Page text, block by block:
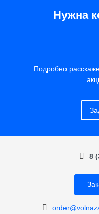
Нужна
Подробно
8